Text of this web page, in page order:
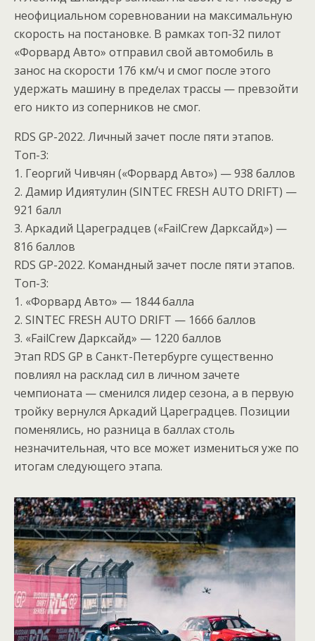
неофициальном соревновании на максимальную
скорость на постановке. В рамках топ-32 пилот
«Форвард Авто» отправил свой автомобиль в
занос на скорости 176 км/ч и смог после этого
удержать машину в пределах трассы — превзойти
его никто из соперников не смог.
RDS GP-2022. Личный зачет после пяти этапов.
Топ-3:
1. Георгий Чивчян («Форвард Авто») — 938 баллов
2. Дамир Идиятулин (SINTEC FRESH AUTO DRIFT) —
921 балл
3. Аркадий Цареградцев («FailCrew Дарксайд») —
816 баллов
RDS GP-2022. Командный зачет после пяти этапов.
Топ-3:
1. «Форвард Авто» — 1844 балла
2. SINTEC FRESH AUTO DRIFT — 1666 баллов
3. «FailCrew Дарксайд» — 1220 баллов
Этап RDS GP в Санкт-Петербурге существенно
повлиял на расклад сил в личном зачете
чемпионата — сменился лидер сезона, а в первую
тройку вернулся Аркадий Цареградцев. Позиции
поменялись, но разница в баллах столь
незначительная, что все может измениться уже по
итогам следующего этапа.